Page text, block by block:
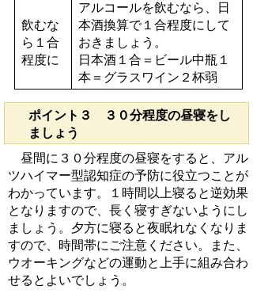
飲むな
ら１合
程度に
アルコールを飲むなら、日
本酒換算で１合程度にして
おきましょう。
日本酒１合＝ビール中瓶１
本＝グラスワイン２杯弱
ポイント３ ３０分程度の昼寝をし
ましょう
昼間に３０分程度の昼寝をすると、アル
ツハイマー型認知症の予防に役立つことが
わかっています。１時間以上寝ると逆効果
となりますので、長く寝すぎないようにし
ましょう。夕方に寝ると夜眠れなくなりま
すので、時間帯にご注意ください。また、
ウオーキングなどの運動と上手に組み合わ
せるとよいでしょう。